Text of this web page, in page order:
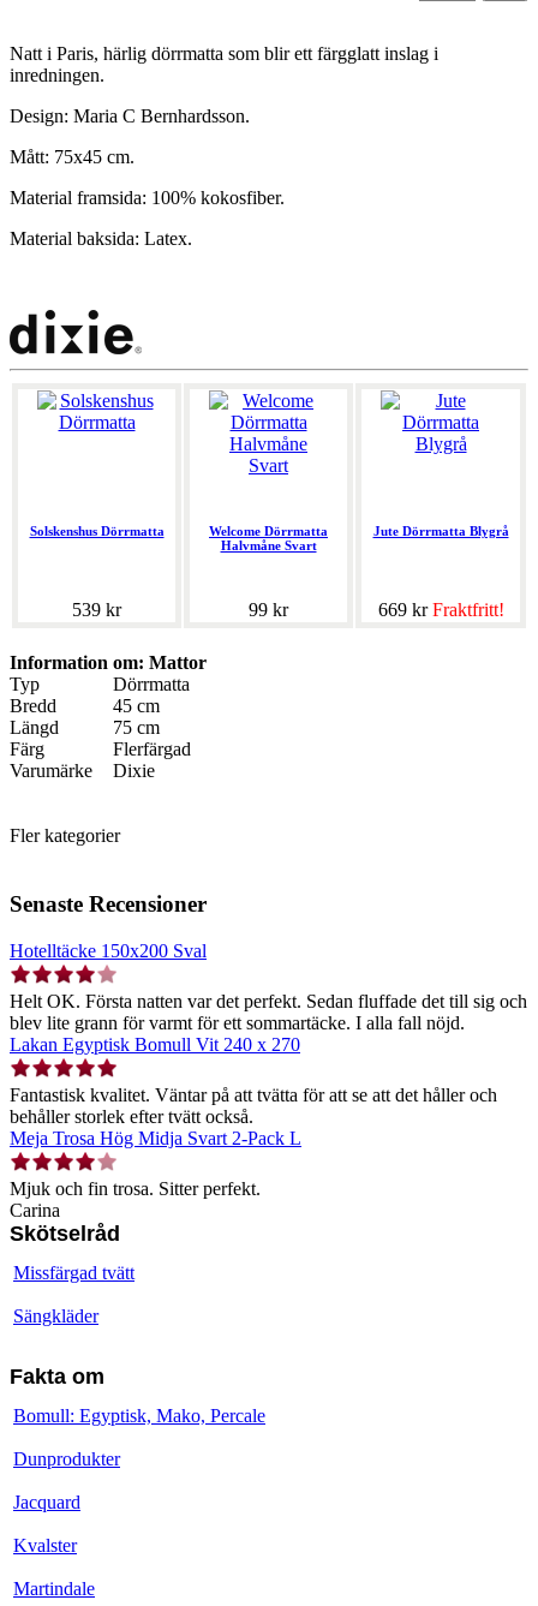
Natt i Paris, härlig dörrmatta som blir ett färgglatt inslag i
inredningen.
Design: Maria C Bernhardsson.
Mått: 75x45 cm.
Material framsida: 100% kokosfiber.
Material baksida: Latex.
Solskenshus Dörrmatta
539 kr
Welcome Dörrmatta
Halvmåne Svart
99 kr
Jute Dörrmatta Blygrå
669 krFraktfritt!
Information om: Mattor
Typ
Dörrmatta
Bredd
45 cm
Längd
75 cm
Färg
Flerfärgad
Varumärke
Dixie
Fler kategorier
Senaste Recensioner
Hotelltäcke 150x200 Sval
Helt OK. Första natten var det perfekt. Sedan fluffade det till sig och
blev lite grann för varmt för ett sommartäcke. I alla fall nöjd.
Lakan Egyptisk Bomull Vit 240 x 270
Fantastisk kvalitet. Väntar på att tvätta för att se att det håller och
behåller storlek efter tvätt också.
Meja Trosa Hög Midja Svart 2-Pack L
Mjuk och fin trosa. Sitter perfekt.
Carina
Skötselråd
Missfärgad tvätt
Sängkläder
Fakta om
Bomull: Egyptisk, Mako, Percale
Dunprodukter
Jacquard
Kvalster
Martindale